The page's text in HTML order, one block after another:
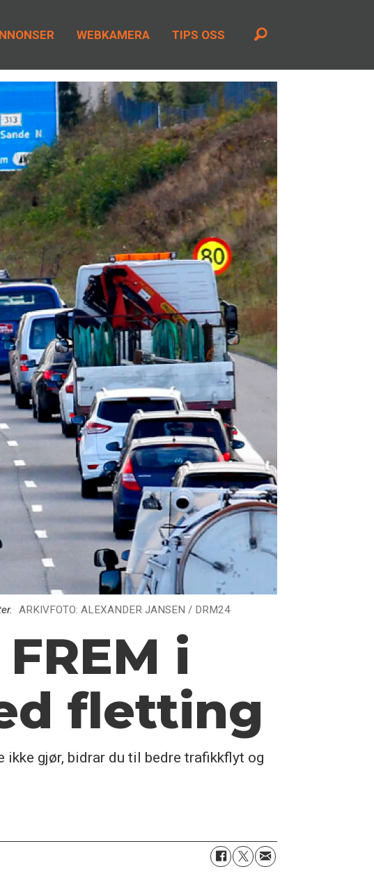
WEBKAMERA TIPS OSS
ARKIVFOTO: ALEXANDER JANSEN / DRM24
i
fletting
gjør, bidrar du til bedre trafikkflyt og